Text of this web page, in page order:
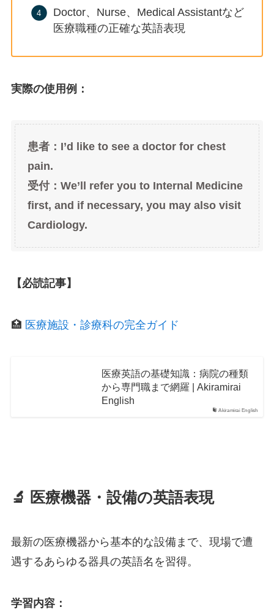
Doctor、Nurse、Medical Assistantなど
医療職種の正確な英語表現
実際の使用例：
患者：I’d like to see a doctor for chest
pain.
受付：We’ll refer you to Internal Medicine
first, and if necessary, you may also visit
Cardiology.
【必読記事】
🏥 医療施設・診療科の完全ガイド
Akiramirai English
医療英語の基礎知識：病院の種類
から専門職まで網羅 | Akiramirai
English
🔬 医療機器・設備の英語表現
最新の医療機器から基本的な設備まで、現場で遭
遇するあらゆる器具の英語名を習得。
学習内容：